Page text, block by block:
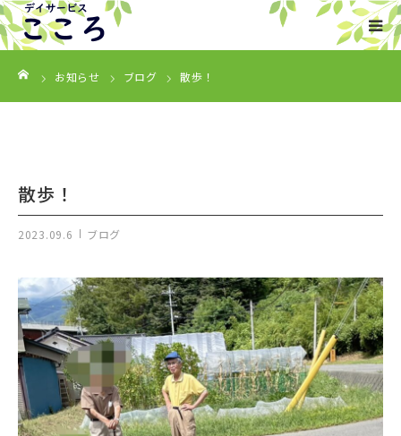
お知らせ ブログ 散歩！
散歩！
2023.09.6 ブログ
HOME
会社概要
お知らせ
お問い合わせ